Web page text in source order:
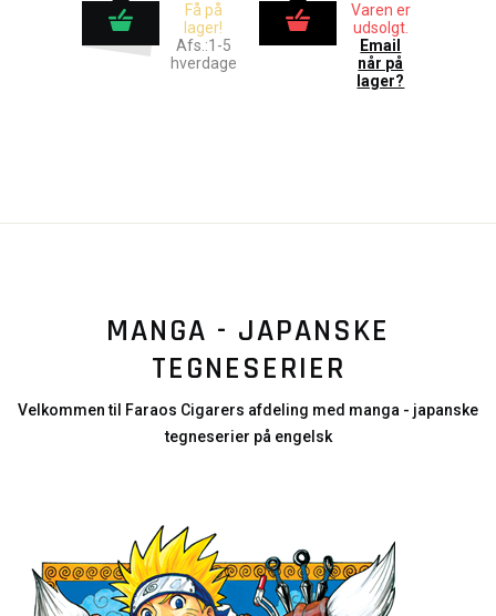
Få på
lager!
Afs.:1-5
hverdage
Varen er
udsolgt.
Email
når på
lager?
MANGA - JAPANSKE
TEGNESERIER
Velkommen til Faraos Cigarers afdeling med manga - japanske
tegneserier på engelsk